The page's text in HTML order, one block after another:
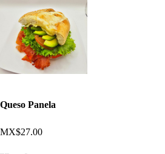
Queso Panela
MX$27.00